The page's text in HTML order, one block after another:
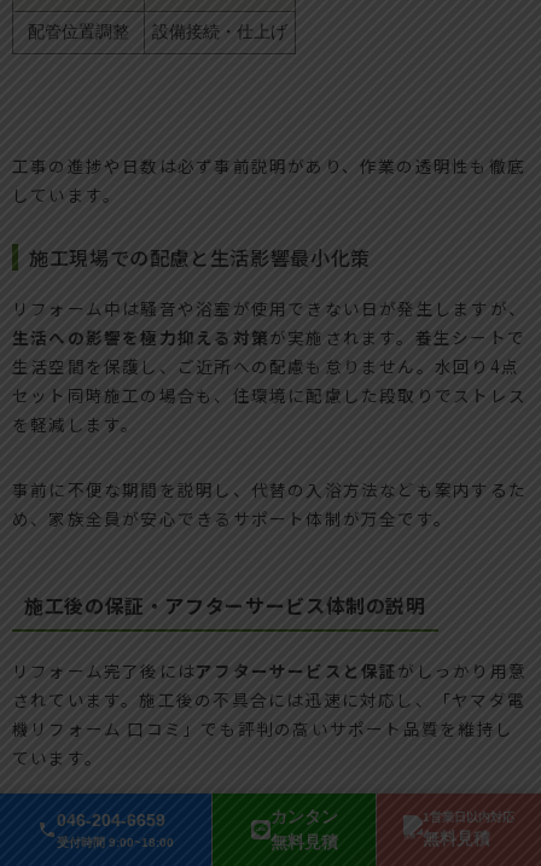
046-204-6659
受付時間 9:00~18:00
カンタン
無料見積
1営業日以内対応
無料見積
配管位置調整 設備接続・仕上げ
工事の進捗や日数は必ず事前説明があり、作業の透明性も徹底
しています。
施工現場での配慮と生活影響最小化策
リフォーム中は騒音や浴室が使用できない日が発生しますが、
生活への影響を極力抑える対策が実施されます。養生シートで
生活空間を保護し、ご近所への配慮も怠りません。水回り4点
セット同時施工の場合も、住環境に配慮した段取りでストレス
を軽減します。
事前に不便な期間を説明し、代替の入浴方法なども案内するた
め、家族全員が安心できるサポート体制が万全です。
施工後の保証・アフターサービス体制の説明
リフォーム完了後にはアフターサービスと保証がしっかり用意
されています。施工後の不具合には迅速に対応し、「ヤマダ電
機リフォーム 口コミ」でも評判の高いサポート品質を維持し
ています。
主な保証内容は以下の通りです。